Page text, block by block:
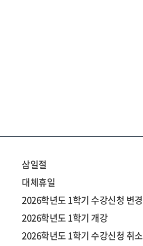
삼일절
대체휴일
2026학년도 1학기 수강신청 변경
2026학년도 1학기 개강
2026학년도 1학기 수강신청 취소